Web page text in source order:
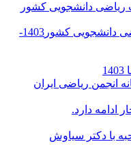
ریاضی دانشجویی کشور
کتاب مسابقات ریاضی دانشجویی کشور1403-
انجمن ریاضی ایران
ادامه دارد.
با دکتر سیاوش